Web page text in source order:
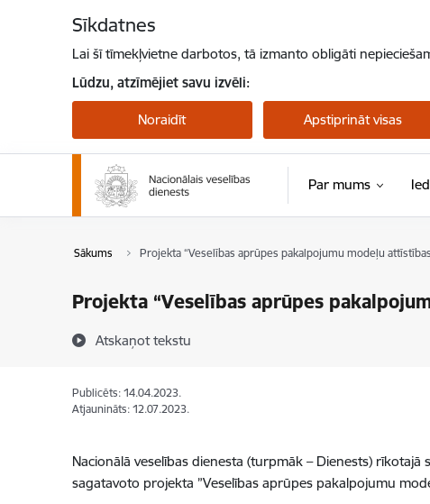
Sīkdatnes
Lai šī tīmekļvietne darbotos, tā izmanto obligāti
Lūdzu, atzīmējiet savu izvēli:
Noraidīt Apstiprināt visas
Par mums
Sākums Projekta “Veselības aprūpes pakalpojumu modeļu
Projekta “Veselības aprūpes
Atskaņot tekstu
Publicēts: 14.04.2023.
Atjaunināts: 12.07.2023.
Nacionālā veselības dienesta (turpmāk – Dienests)
sagatavoto projekta ”Veselības aprūpes pakalpojumu